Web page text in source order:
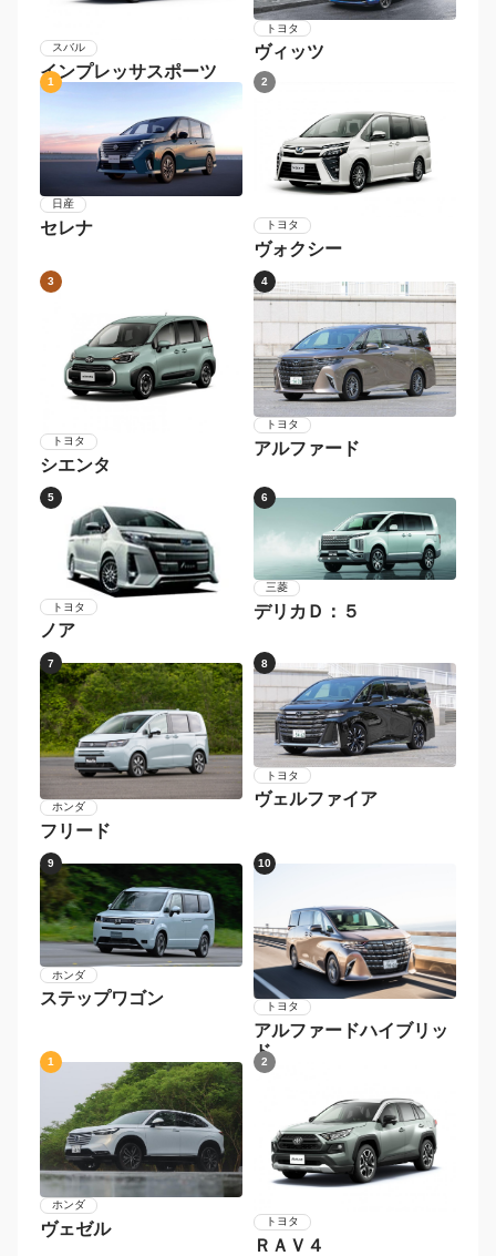
スバル
インプレッサスポーツ
トヨタ
ヴィッツ
1
日産
セレナ
2
トヨタ
ヴォクシー
3
トヨタ
シエンタ
4
トヨタ
アルファード
5
トヨタ
ノア
6
三菱
デリカＤ：５
7
ホンダ
フリード
8
トヨタ
ヴェルファイア
9
ホンダ
ステップワゴン
10
トヨタ
アルファードハイブリッ
ド
1
ホンダ
ヴェゼル
2
トヨタ
ＲＡＶ４